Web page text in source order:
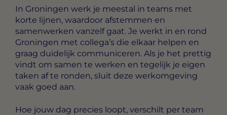
In Groningen werk je meestal in teams met
korte lijnen, waardoor afstemmen en
samenwerken vanzelf gaat. Je werkt in en rond
Groningen met collega’s die elkaar helpen en
graag duidelijk communiceren. Als je het prettig
vindt om samen te werken en tegelijk je eigen
taken af te ronden, sluit deze werkomgeving
vaak goed aan.
Hoe jouw dag precies loopt, verschilt per team